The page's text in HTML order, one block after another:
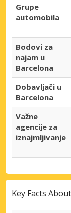
Grupe
automobila
Bodovi za
najam u
Barcelona
Dobavljači u
Barcelona
Važne
agencije za
iznajmljivanje
Key Facts